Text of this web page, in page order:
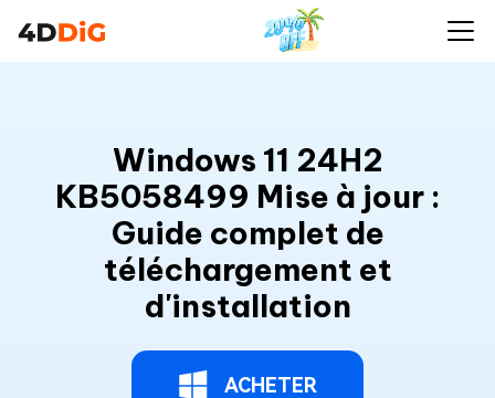
Windows 11 24H2
KB5058499 Mise à jour :
Guide complet de
téléchargement et
d'installation
ACHETER